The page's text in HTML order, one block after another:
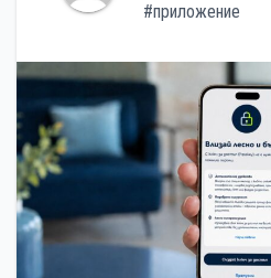
#приложение